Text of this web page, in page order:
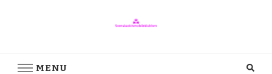
MENU